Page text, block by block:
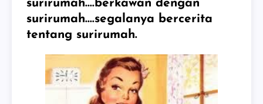
surirumah....berkawan dengan
surirumah....segalanya bercerita
tentang surirumah.